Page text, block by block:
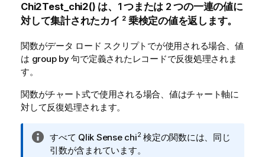
Chi2Test_chi2() は、1 つまたは 2 つの一連の値に
対して集計されたカイ 2 乗検定の値を返します。
関数がデータ ロード スクリプトでが使用される場合、値
は group by 句で定義されたレコードで反復処理されま
す。
関数がチャート式で使用される場合、値はチャート軸に
対して反復処理されます。
情
報
すべて Qlik Sense chi2 検定の関数には、同じ
引数が含まれています。